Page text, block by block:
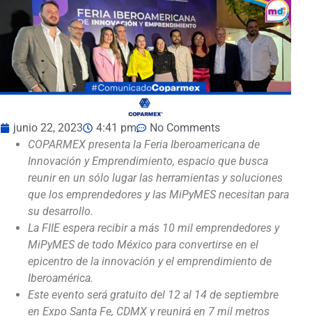
junio 22, 2023 4:41 pm
No Comments
COPARMEX presenta la Feria Iberoamericana de
Innovación y Emprendimiento, espacio que busca
reunir en un sólo lugar las herramientas y soluciones
que los emprendedores y las MiPyMES necesitan para
su desarrollo.
La FIIE espera recibir a más 10 mil emprendedores y
MiPyMES de todo México para convertirse en el
epicentro de la innovación y el emprendimiento de
Iberoamérica.
Este evento será gratuito del 12 al 14 de septiembre
en Expo Santa Fe, CDMX y reunirá en 7 mil metros